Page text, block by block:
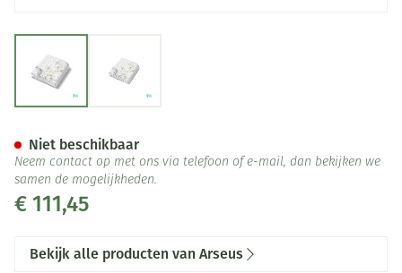
€ 111,45
Niet beschikbaar
Neem contact op met ons via telefoon of e-mail, dan bekijken we
samen de mogelijkheden.
Bekijk alle producten van Arseus